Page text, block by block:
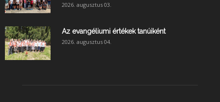
2026. augusztus 03.
Az evangéliumi értékek tanúiként
2026. augusztus 04.